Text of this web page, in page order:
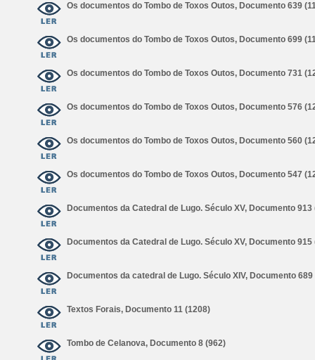
Os documentos do Tombo de Toxos Outos, Documento 639
Os documentos do Tombo de Toxos Outos, Documento 699
Os documentos do Tombo de Toxos Outos, Documento 731
Os documentos do Tombo de Toxos Outos, Documento 576
Os documentos do Tombo de Toxos Outos, Documento 560
Os documentos do Tombo de Toxos Outos, Documento 547
Documentos da Catedral de Lugo. Século XV, Documento 913
Documentos da Catedral de Lugo. Século XV, Documento 915
Documentos da catedral de Lugo. Século XIV, Documento 689
Textos Forais, Documento 11 (1208)
Tombo de Celanova, Documento 8 (962)